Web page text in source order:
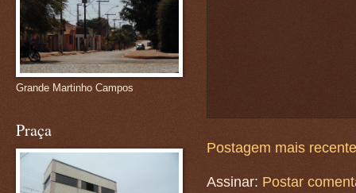
Postagem mais recente
Assinar: Postar
Grande Martinho Campos
Praça